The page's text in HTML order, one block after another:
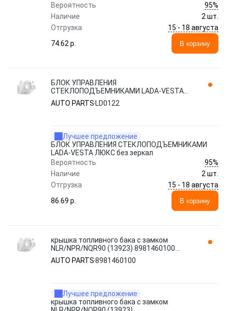
Вероятность
95%
Наличие
2 шт.
Отгрузка
15 - 18 августа
74.62 p.
В корзину
БЛОК УПРАВЛЕНИЯ
СТЕКЛОПОДЪЕМНИКАМИ LADA-VESTA
ЛЮКС без зеркал LD0122 AUTO PARTS
AUTO PARTS LD0122
Лучшее предложение
БЛОК УПРАВЛЕНИЯ СТЕКЛОПОДЪЕМНИКАМИ
LADA-VESTA ЛЮКС без зеркал
Вероятность
95%
Наличие
2 шт.
Отгрузка
15 - 18 августа
86.69 p.
В корзину
крышка топливного бака с замком
NLR/NPR/NQR90 (13923) 8981460100
AUTO PARTS
AUTO PARTS8981460100
Лучшее предложение
крышка топливного бака с замком